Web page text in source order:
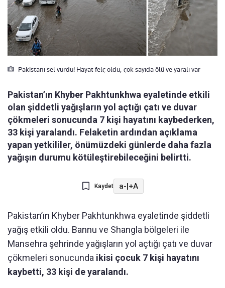
Pakistanı sel vurdu! Hayat felç oldu, çok sayıda ölü ve yaralı var
Pakistan’ın Khyber Pakhtunkhwa eyaletinde etkili
olan şiddetli yağışların yol açtığı çatı ve duvar
çökmeleri sonucunda 7 kişi hayatını kaybederken,
33 kişi yaralandı. Felaketin ardından açıklama
yapan yetkililer, önümüzdeki günlerde daha fazla
yağışın durumu kötüleştirebileceğini belirtti.
Kaydet a-|+A
Pakistan’ın Khyber Pakhtunkhwa eyaletinde şiddetli
yağış etkili oldu. Bannu ve Shangla bölgeleri ile
Mansehra şehrinde yağışların yol açtığı çatı ve duvar
çökmeleri sonucunda ikisi çocuk 7 kişi hayatını
kaybetti, 33 kişi de yaralandı.